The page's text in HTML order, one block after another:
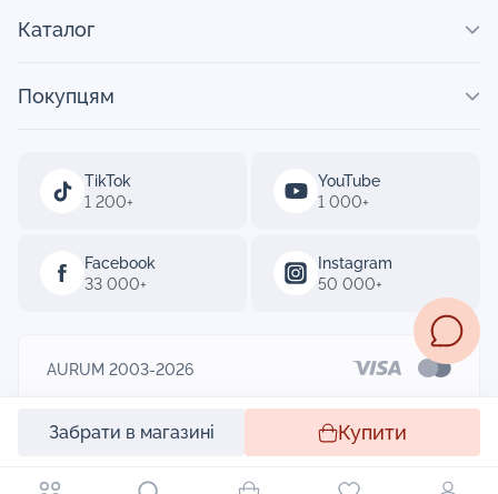
Забрати в магазині Купити
TikTok
1 200+
YouTube
1 000+
Facebook
33 000+
Instagram
50 000+
Каталог
Покупцям
AURUM 2003-2026